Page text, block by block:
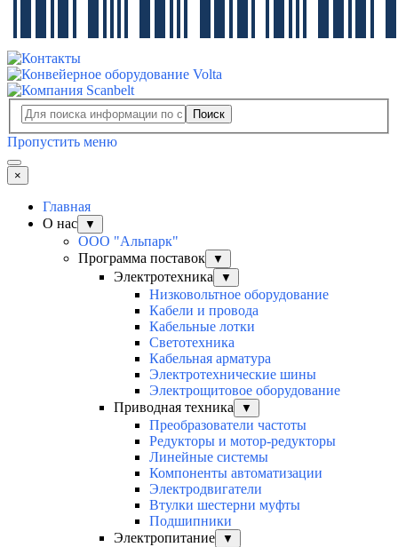
Поиск
Пропустить меню
×
Главная
О нас
▼
ООО "Альпарк"
Программа поставок
▼
Электротехника ▼
Низковольтное оборудование
Кабели и провода
Кабельные лотки
Светотехника
Кабельная арматура
Электротехнические шины
Электрощитовое оборудование
Приводная техника
▼
Преобразователи частоты
Редукторы и мотор-редукторы
Линейные системы
Компоненты автоматизации
Электродвигатели
Втулки шестерни муфты
Подшипники
Электропитание
▼